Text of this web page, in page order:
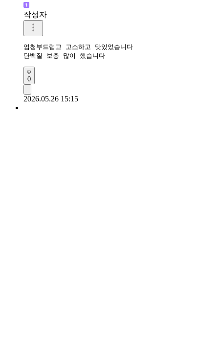
작성자
엄청부드럽고 고소하고 맛있었습니다
단백질 보충 많이 했습니다
0
2026.05.26 15:15